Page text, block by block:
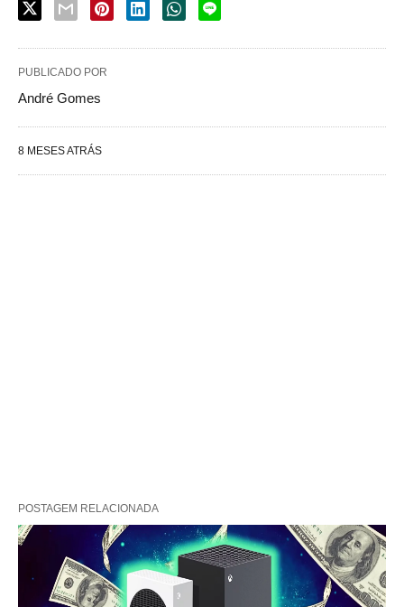
PUBLICADO POR
André Gomes
8 MESES ATRÁS
POSTAGEM RELACIONADA